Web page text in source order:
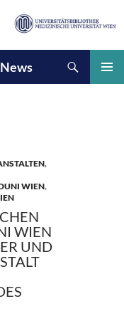
,
WIEN,
WIEN
UND